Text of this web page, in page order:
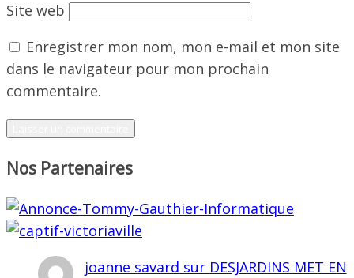
Site web
Enregistrer mon nom, mon e-mail et mon site
dans le navigateur pour mon prochain
commentaire.
Nos Partenaires
joanne savard sur DESJARDINS MET EN